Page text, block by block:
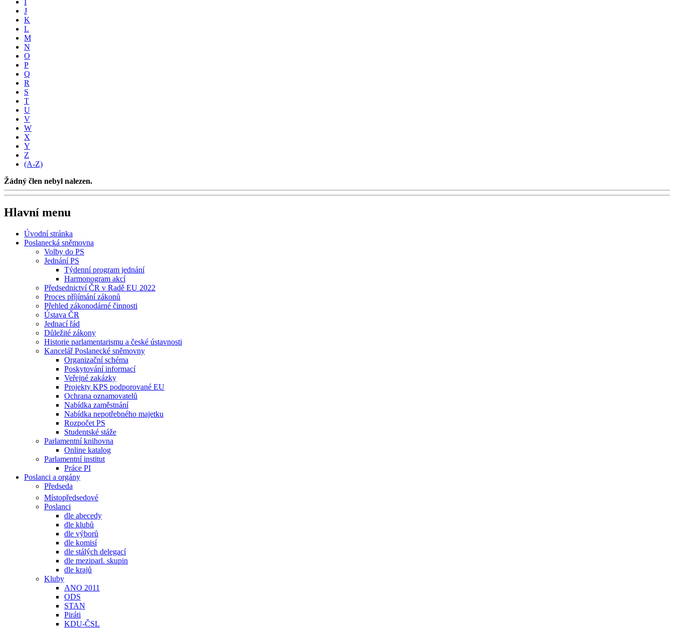
J
K
L
M
N
O
P
Q
R
S
T
U
V
W
X
Y
Z
(A-Z)
Žádný člen nebyl nalezen.
Hlavní menu
Úvodní stránka
Poslanecká sněmovna
Volby do PS
Jednání PS
Týdenní program jednání
Harmonogram akcí
Předsednictví ČR v Radě EU 2022
Proces příjímání zákonů
Přehled zákonodárné činnosti
Ústava ČR
Jednací řád
Důležité zákony
Historie parlamentarismu a české ústavnosti
Kancelář Poslanecké sněmovny
Organizační schéma
Poskytování informací
Veřejné zakázky
Projekty KPS podporované EU
Ochrana oznamovatelů
Nabídka zaměstnání
Nabídka nepotřebného majetku
Rozpočet PS
Studentské stáže
Parlamentní knihovna
Online katalog
Parlamentní institut
Práce PI
Poslanci a orgány
Předseda
Místopředsedové
Poslanci
dle abecedy
dle klubů
dle výborů
dle komisí
dle stálých delegací
dle meziparl. skupin
dle krajů
Kluby
ANO 2011
ODS
STAN
Piráti
KDU-ČSL